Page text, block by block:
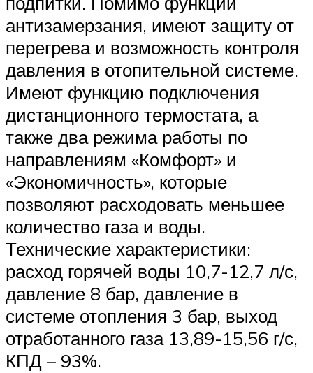
антизамерзания, имеют защиту от
перегрева и возможность контроля
давления в отопительной системе.
Имеют функцию подключения
дистанционного термостата, а
также два режима работы по
направлениям «Комфорт» и
«Экономичность», которые
позволяют расходовать меньшее
количество газа и воды.
Технические характеристики:
расход горячей воды 10,7-12,7 л/с,
давление 8 бар, давление в
системе отопления 3 бар, выход
отработанного газа 13,89-15,56 г/с,
КПД – 93%.